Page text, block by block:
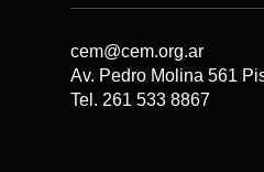
cem@cem.org.ar
Av. Pedro Molina 561
Tel. 261 533 8867